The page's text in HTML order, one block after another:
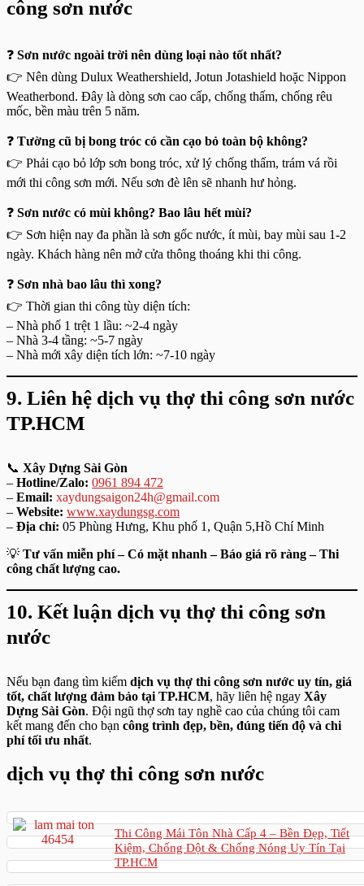
công sơn nước
❓ Sơn nước ngoài trời nên dùng loại nào tốt nhất?
👉 Nên dùng Dulux Weathershield, Jotun Jotashield hoặc Nippon
Weatherbond. Đây là dòng sơn cao cấp, chống thấm, chống rêu
mốc, bền màu trên 5 năm.
❓ Tường cũ bị bong tróc có cần cạo bỏ toàn bộ không?
👉 Phải cạo bỏ lớp sơn bong tróc, xử lý chống thấm, trám vá rồi
mới thi công sơn mới. Nếu sơn đè lên sẽ nhanh hư hỏng.
❓ Sơn nước có mùi không? Bao lâu hết mùi?
👉 Sơn hiện nay đa phần là sơn gốc nước, ít mùi, bay mùi sau 1-2
ngày. Khách hàng nên mở cửa thông thoáng khi thi công.
❓ Sơn nhà bao lâu thì xong?
👉 Thời gian thi công tùy diện tích:
– Nhà phố 1 trệt 1 lầu: ~2-4 ngày
– Nhà 3-4 tầng: ~5-7 ngày
– Nhà mới xây diện tích lớn: ~7-10 ngày
9. Liên hệ dịch vụ thợ thi công sơn nước
TP.HCM
📞 Xây Dựng Sài Gòn
– Hotline/Zalo: 0961 894 472
– Email: xaydungsaigon24h@gmail.com
– Website: www.xaydungsg.com
– Địa chỉ: 05 Phùng Hưng, Khu phố 1, Quận 5,Hồ Chí Minh
💡 Tư vấn miễn phí – Có mặt nhanh – Báo giá rõ ràng – Thi
công chất lượng cao.
10. Kết luận dịch vụ thợ thi công sơn
nước
Nếu bạn đang tìm kiếm dịch vụ thợ thi công sơn nước uy tín, giá
tốt, chất lượng đảm bảo tại TP.HCM, hãy liên hệ ngay Xây
Dựng Sài Gòn. Đội ngũ thợ sơn tay nghề cao của chúng tôi cam
kết mang đến cho bạn công trình đẹp, bền, đúng tiến độ và chi
phí tối ưu nhất.
dịch vụ thợ thi công sơn nước
Thi Công Mái Tôn Nhà Cấp 4 – Bền Đẹp, Tiết
Kiệm, Chống Dột & Chống Nóng Uy Tín Tại
TP.HCM